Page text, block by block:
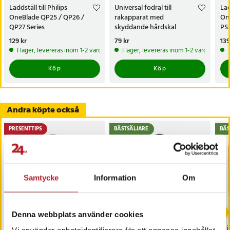
Samtycke Information Om
Denna webbplats använder cookies
Laddställ till Philips
OneBlade QP25 / QP26 /
QP27 Series
Pris:129 kr
129 kr
I lager, levereras inom 1-2 vardagar
Köp
Universal fodral till
rakapparat med
skyddande hårdskal
Pris:
79 kr
I lager, levereras inom 1-2 vardagar
Köp
Andra köpte också
PRESENTTIPS BÄSTSÄLJARE